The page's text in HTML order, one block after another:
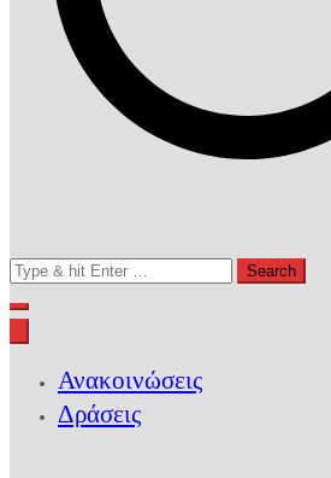
Search
for:
Ανακοινώσεις
Δράσεις